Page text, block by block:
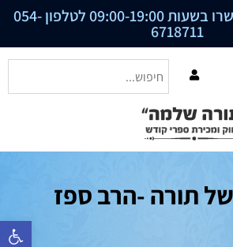
פתח סרגל
19:00 לטלפון 054-
6718711
תורה -הרב ספז